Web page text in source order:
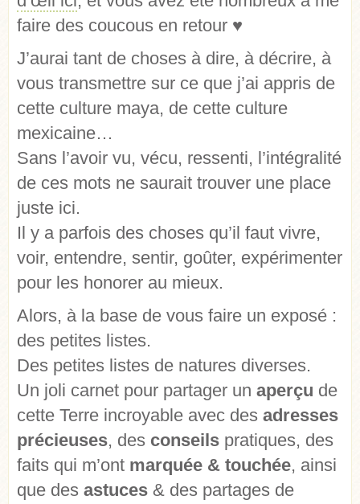
faire des coucous en retour ♥
J’aurai tant de choses à dire, à décrire, à
vous transmettre sur ce que j’ai appris de
cette culture maya, de cette culture
mexicaine…
Sans l’avoir vu, vécu, ressenti, l’intégralité
de ces mots ne saurait trouver une place
juste ici.
Il y a parfois des choses qu’il faut vivre,
voir, entendre, sentir, goûter, expérimenter
pour les honorer au mieux.
Alors, à la base de vous faire un exposé :
des petites listes.
Des petites listes de natures diverses.
Un joli carnet pour partager un aperçu de
cette Terre incroyable avec des adresses
précieuses, des conseils pratiques, des
faits qui m’ont marquée & touchée, ainsi
que des astuces & des partages de